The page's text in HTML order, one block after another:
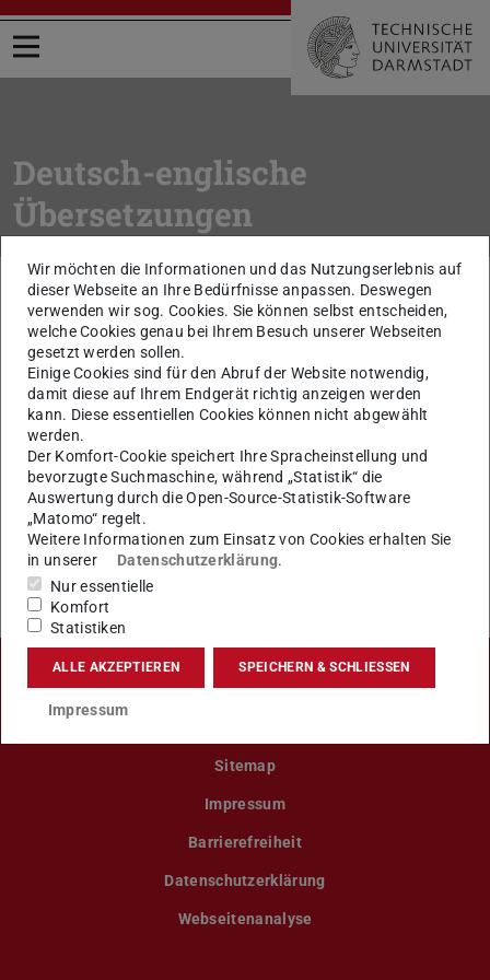
Menü öffnen
Deutsch-englische
Übersetzungen
Sie befinden sich hier:
TU Darmstadt Intern
Arbeitsmittel
Wörterbuch Deutsch / Englisch
zurück zur Liste
Baumaßnahme
construction project
KONTAKT
LinkedIn-Seite der TU Darmstadt
Sitemap
Impressum
Barrierefreiheit
Datenschutzerklärung
Webseitenanalyse
Wir möchten die Informationen und das Nutzungserlebnis auf
dieser Webseite an Ihre Bedürfnisse anpassen. Deswegen
verwenden wir sog. Cookies. Sie können selbst entscheiden,
welche Cookies genau bei Ihrem Besuch unserer Webseiten
gesetzt werden sollen.
Einige Cookies sind für den Abruf der Website notwendig,
damit diese auf Ihrem Endgerät richtig anzeigen werden
kann. Diese essentiellen Cookies können nicht abgewählt
werden.
Der Komfort-Cookie speichert Ihre Spracheinstellung und
bevorzugte Suchmaschine, während „Statistik“ die
Auswertung durch die Open-Source-Statistik-Software
„Matomo“ regelt.
Weitere Informationen zum Einsatz von Cookies erhalten Sie
in unserer
Datenschutzerklärung.
Nur essentielle
Komfort
Statistiken
ALLE AKZEPTIEREN SPEICHERN & SCHLIESSEN
Impressum